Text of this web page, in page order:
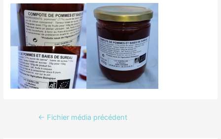
Navigation
← Fichier média précédent